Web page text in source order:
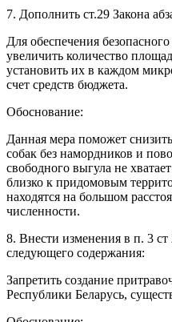
7. Дополнить ст.29 Закона
Для обеспечения
увеличить количество
установить их в каждом
счет средств бюджета.
Обоснование:
Данная мера поможет
собак без намордников и
свободного выгула не
близко к придомовым
находятся на большом
численности.
8. Внести изменения в п. 3 ст
следующего содержания:
Запретить создание
Республики Беларусь,